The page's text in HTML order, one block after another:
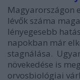
Magyarországon
lévők száma
lényegesebb
napokban már
stagnálása.
növekedése is
orvosbiológiai